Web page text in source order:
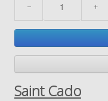
− +
Saint Cado